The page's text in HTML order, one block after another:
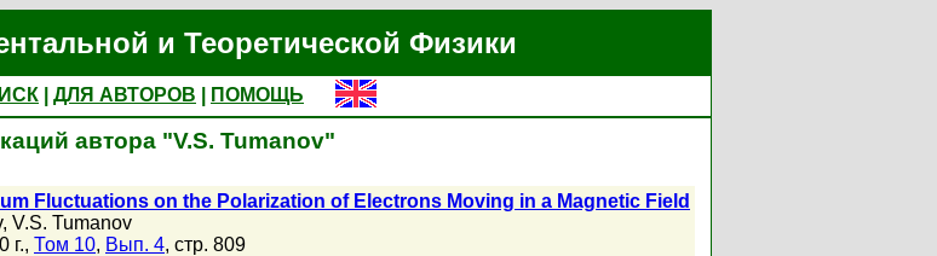
и Теоретической Физики
ДЛЯ АВТОРОВ
ПОМОЩЬ
автора "V.S. Tumanov"
Fluctuations on the Polarization of Electrons Moving in a Magnetic Field
, V.S. Tumanov
г., Том 10, Вып. 4, стр. 809